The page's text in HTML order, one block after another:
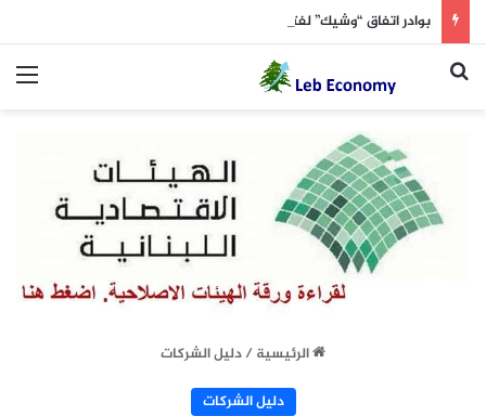
بوادر اتفاق “وشيك” لفتح مضيق هرمز
بحث عن
الرئيسية/دليل الشركات
دليل الشركات